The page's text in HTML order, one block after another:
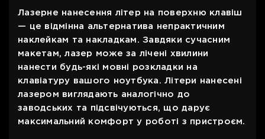
Лазерне нанесення літер на поверхню клавіш
— це відмінна альтернатива непрактичним
наклейкам та накладкам. Завдяки сучасним
макетам, лазер може за лічені хвилини
нанести будь-які мовні розкладки на
клавіатуру вашого ноутбука. Літери нанесені
лазером виглядають аналогічно до
заводських та підсвічуються, що дарує
максимальний комфорт у роботі з пристроєм.